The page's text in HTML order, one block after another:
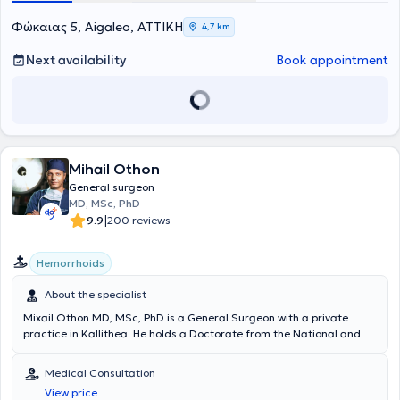
Φώκαιας 5, Aigaleo, ΑΤΤΙΚΗ 4,7 km
Next availability Book appointment
Mihail Othon
General surgeon
MD, MSc, PhD
9.9|200 reviews
Hemorrhoids
About the specialist
Mixail Othon MD, MSc, PhD is a General Surgeon with a private
practice in Kallithea. He holds a Doctorate from the National and
"Minimally Invasive Surgery, Robotic Surgery, and Telesurgery" from
the Medical School of the University of Athens. He is specialized in
Medical Consultation
View price